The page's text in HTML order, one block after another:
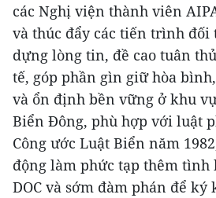
các Nghị viện thành viên
và thúc đẩy các tiến trình đối
dựng lòng tin, đề cao tuân
tế, góp phần gìn giữ hòa
và ổn định bền vững ở khu
Biển Đông, phù hợp với luật
Công ước Luật Biển năm
động làm phức tạp thêm
DOC và sớm đàm phán để ký